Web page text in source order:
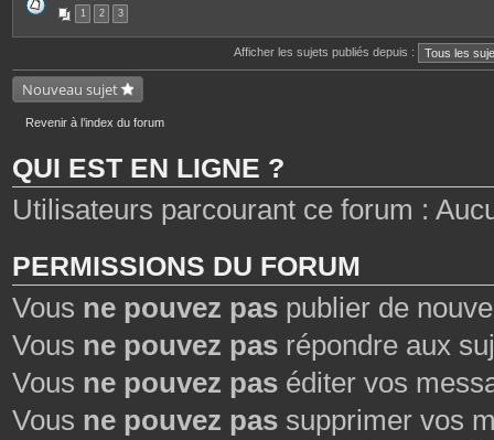
1 2 3
Afficher les sujets publiés depuis :
Nouveau sujet
Revenir à l’index du forum
QUI EST EN LIGNE ?
Utilisateurs parcourant ce forum :
PERMISSIONS DU FORUM
Vous ne pouvez pas publier de
Vous ne pouvez pas répondre aux
Vous ne pouvez pas éditer vos
Vous ne pouvez pas supprimer vos